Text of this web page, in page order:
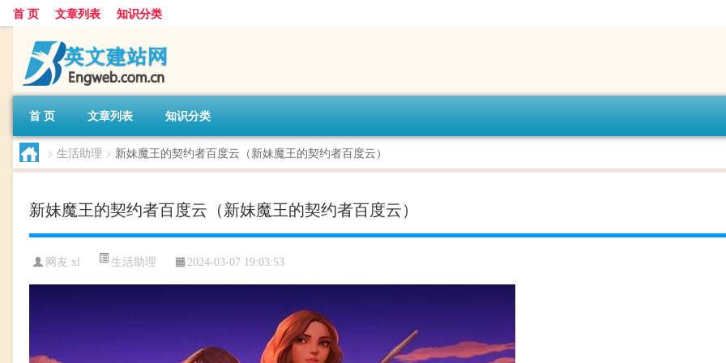
首 页 文章列表 知识分类
首 页 文章列表 知识分类
> 生活助理 > 新妹魔王的契约者百度云（新妹魔王的契约者百度云）
新妹魔王的契约者百度云（新妹魔王的契约者百度云）
网友:xl 生活助理 2024-03-07 19:03:53